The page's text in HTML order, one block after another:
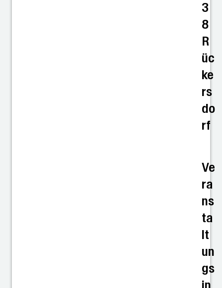
3
8
R
üc
ke
rs
do
rf
Ve
ra
ns
ta
lt
un
gs
in